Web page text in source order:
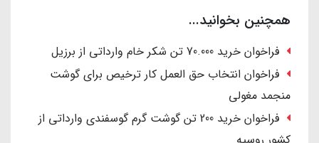
همچنین بخوانید...
فراخوان خرید 70.000 تن شکر خام وارداتی از برزیل
فراخوان انتخاب حق العمل کار ترخیص برای گوشت
منجمد مغولی
فراخوان خرید 200 تن گوشت گرم گوسفندی وارداتی از